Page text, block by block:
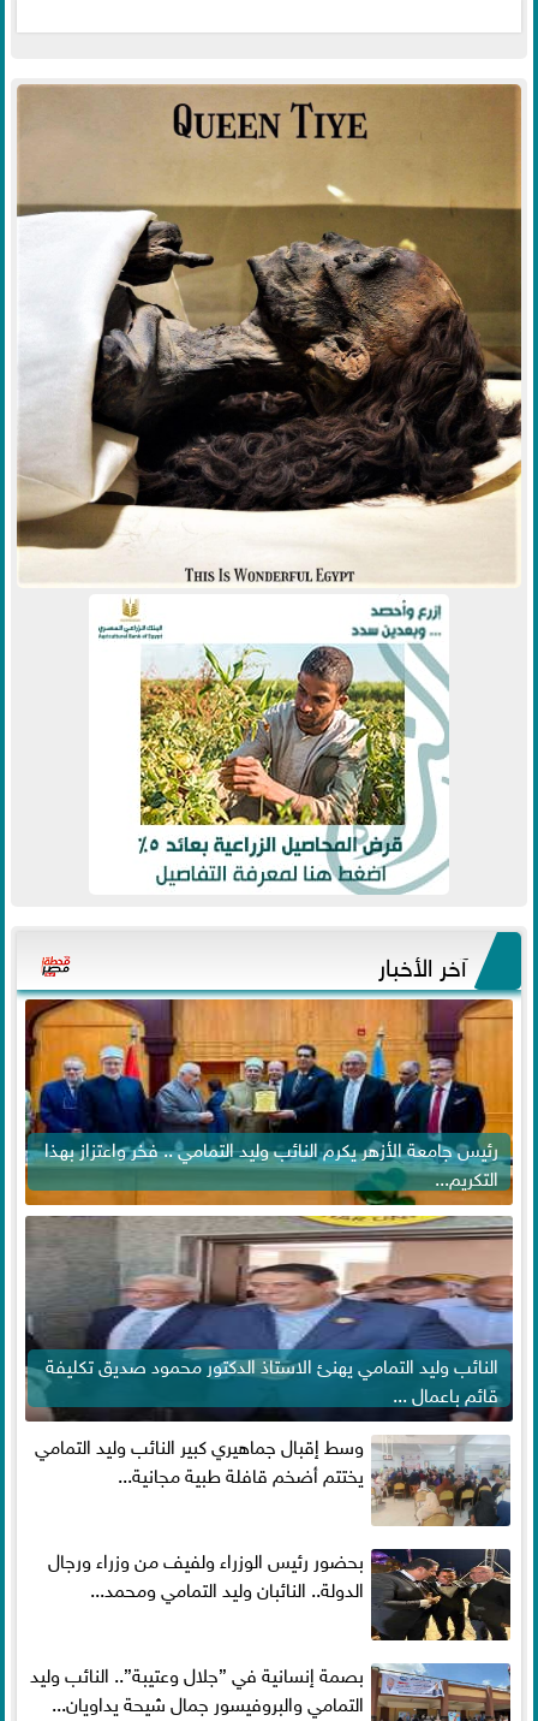
آخر الأخبار
رئيس جامعة الأزهر يكرم النائب وليد التمامي .. فخر واعتزاز بهذا
التكريم...
النائب وليد التمامي يهنئ الاستاذ الدكتور محمود صديق تكليفة
قائم باعمال ...
وسط إقبال جماهيري كبير النائب وليد التمامي
يختتم أضخم قافلة طبية مجانية...
بحضور رئيس الوزراء ولفيف من وزراء ورجال
الدولة.. النائبان وليد التمامي ومحمد...
بصمة إنسانية في ”جلال وعتيبة”.. النائب وليد
التمامي والبروفيسور جمال شيحة يداويان...